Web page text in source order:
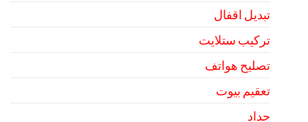
تبديل اقفال
تركيب ستلايت
تصليح هواتف
تعقيم بيوت
حداد